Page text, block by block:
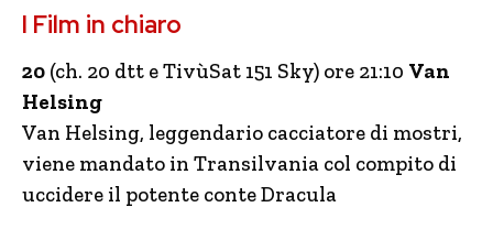
I Film in chiaro
20 (ch. 20 dtt e TivùSat 151 Sky) ore 21:10 Van
Helsing
Van Helsing, leggendario cacciatore di mostri,
viene mandato in Transilvania col compito di
uccidere il potente conte Dracula